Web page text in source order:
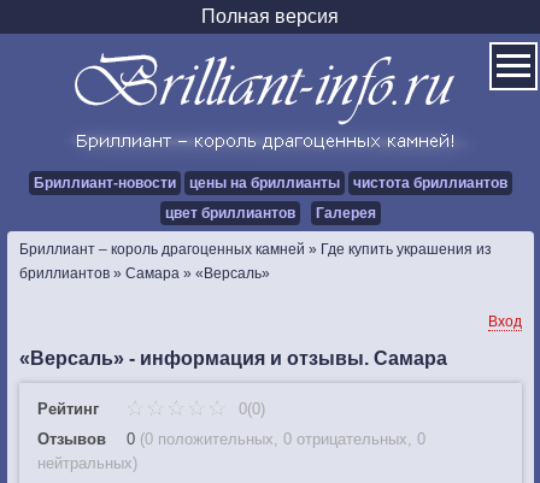
Полная версия
Бриллиант-новости цены на бриллианты
чистота бриллиантов
цвет бриллиантов
Галерея
Бриллиант – король драгоценных камней » Где купить украшения из
бриллиантов » Самара » «Версаль»
Вход
«Версаль» - информация и отзывы. Самара
Рейтинг
0(0)
Отзывов
0 (0 положительных, 0 отрицательных, 0
нейтральных)